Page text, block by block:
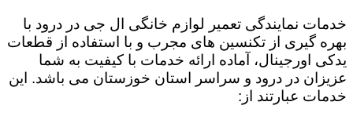
خدمات نمایندگی تعمیر لوازم خانگی ال جی در درود با
بهره گیری از تکنسین های مجرب و با استفاده از قطعات
یدکی اورجینال، آماده ارائه خدمات با کیفیت به شما
عزیزان در درود و سراسر استان خوزستان می باشد. این
خدمات عبارتند از: